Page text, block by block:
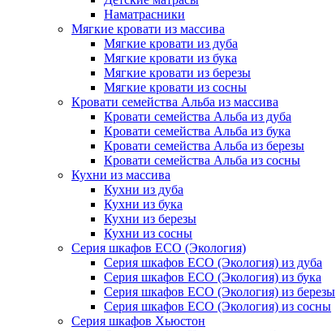
Наматрасники
Мягкие кровати из массива
Мягкие кровати из дуба
Мягкие кровати из бука
Мягкие кровати из березы
Мягкие кровати из сосны
Кровати семейства Альба из массива
Кровати семейства Альба из дуба
Кровати семейства Альба из бука
Кровати семейства Альба из березы
Кровати семейства Альба из сосны
Кухни из массива
Кухни из дуба
Кухни из бука
Кухни из березы
Кухни из сосны
Серия шкафов ECO (Экология)
Серия шкафов ECO (Экология) из дуба
Серия шкафов ECO (Экология) из бука
Серия шкафов ECO (Экология) из березы
Серия шкафов ECO (Экология) из сосны
Серия шкафов Хьюстон